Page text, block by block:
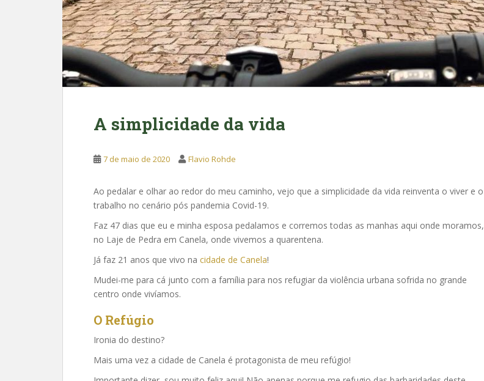
A simplicidade da vida
7 de maio de 2020 Flavio Rohde
Ao pedalar e olhar ao redor do meu caminho, vejo que a simplicidade da vida reinventa o viver e o
trabalho no cenário pós pandemia Covid-19.
Faz 47 dias que eu e minha esposa pedalamos e corremos todas as manhas aqui onde moramos,
no Laje de Pedra em Canela, onde vivemos a quarentena.
Já faz 21 anos que vivo na cidade de Canela!
Mudei-me para cá junto com a família para nos refugiar da violência urbana sofrida no grande
centro onde vivíamos.
O Refúgio
Ironia do destino?
Mais uma vez a cidade de Canela é protagonista de meu refúgio!